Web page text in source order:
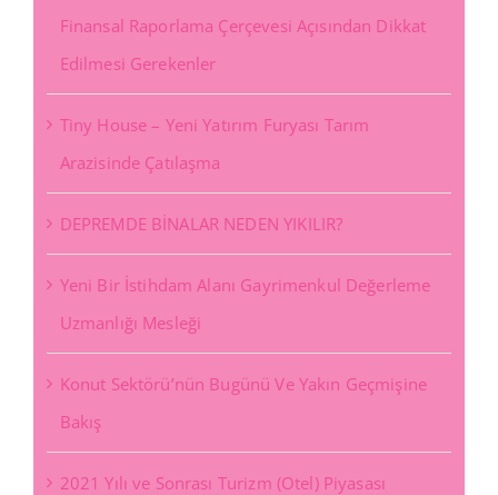
Finansal Raporlama Çerçevesi Açısından Dikkat
Edilmesi Gerekenler
Tiny House – Yeni Yatırım Furyası Tarım
Arazisinde Çatılaşma
DEPREMDE BİNALAR NEDEN YIKILIR?
Yeni Bir İstihdam Alanı Gayrimenkul Değerleme
Uzmanlığı Mesleği
Konut Sektörü’nün Bugünü Ve Yakın Geçmişine
Bakış
2021 Yılı ve Sonrası Turizm (Otel) Piyasası